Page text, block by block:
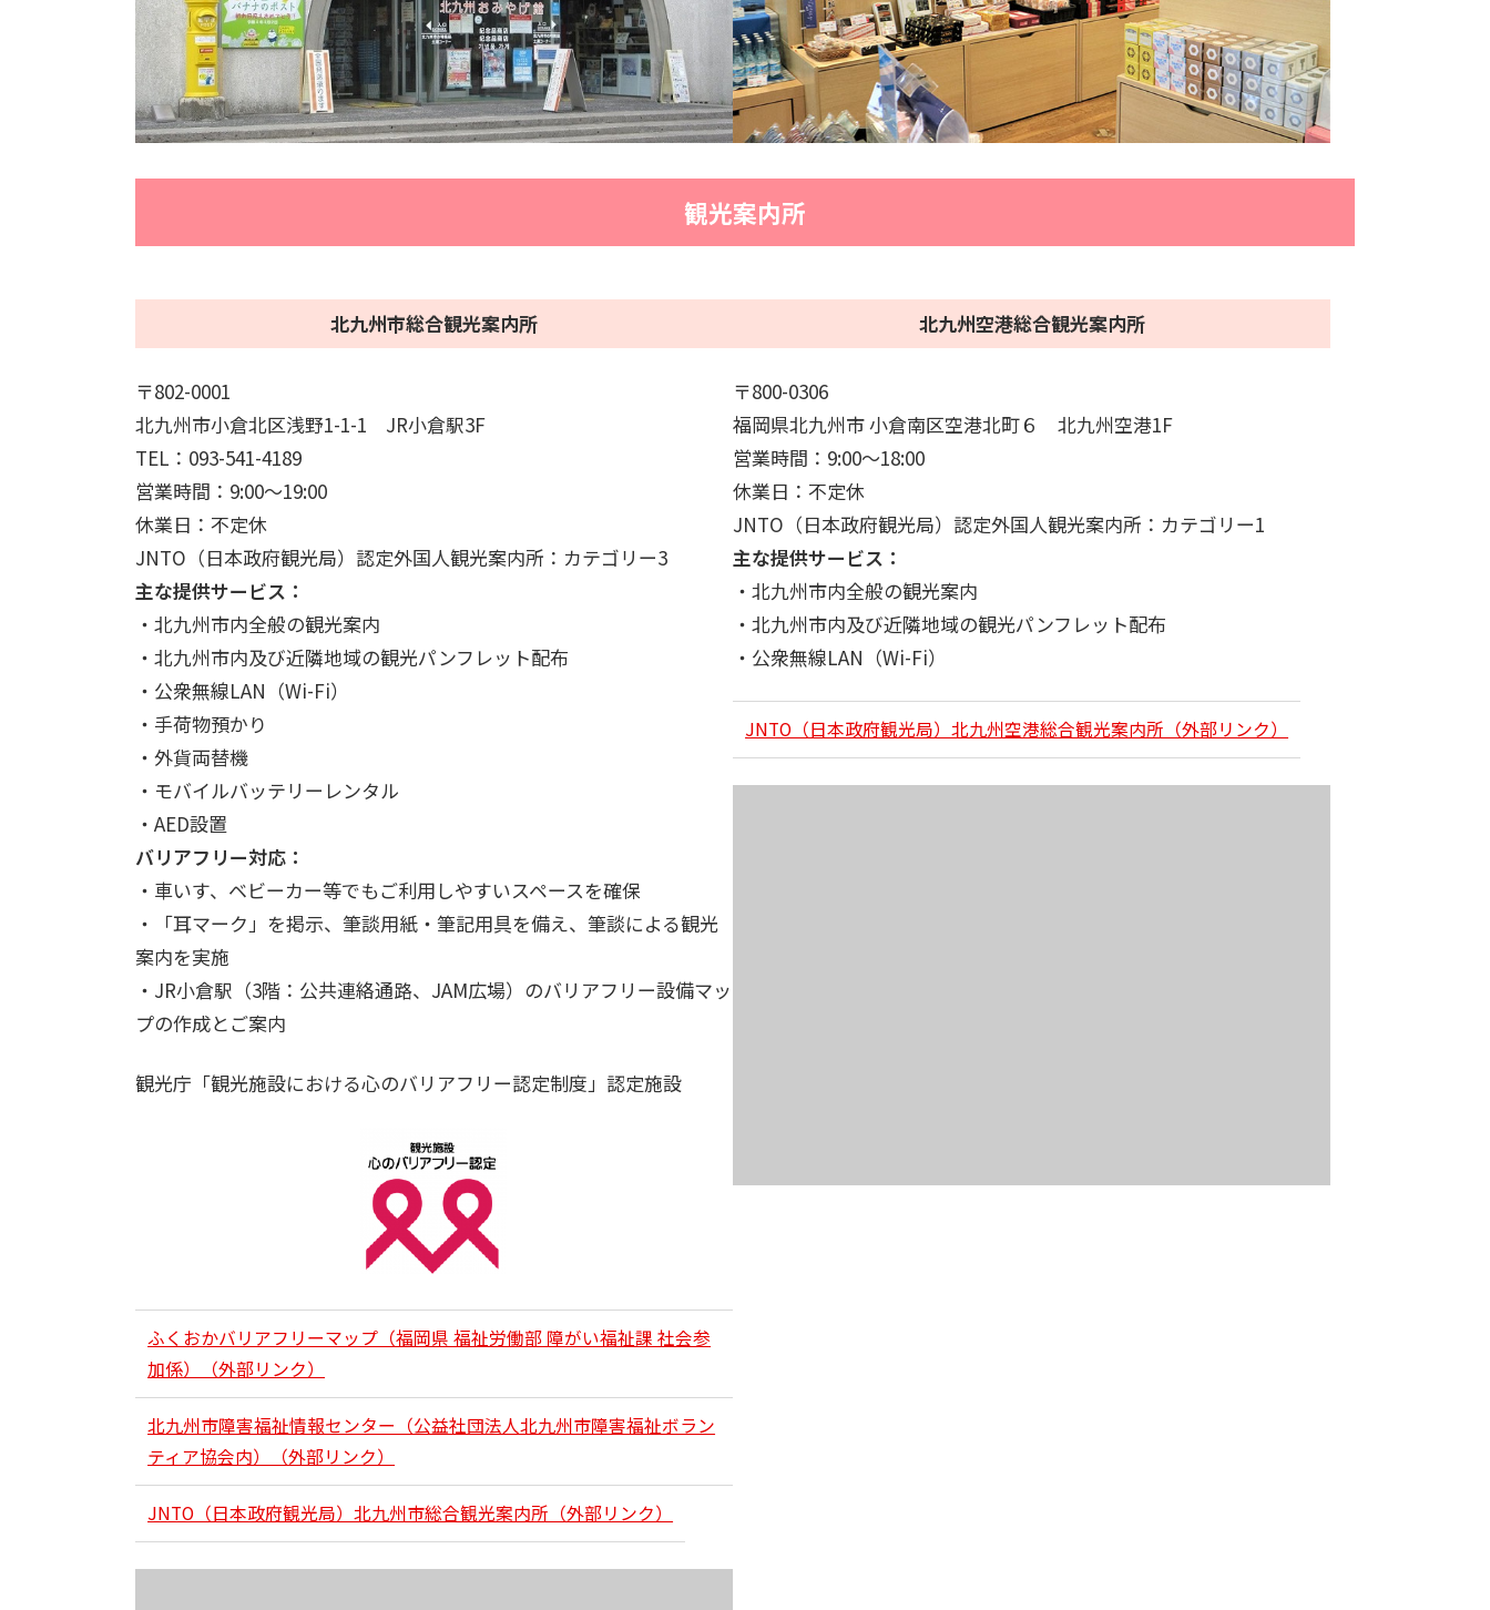
観光案内所
北九州市総合観光案内所
〒802-0001
北九州市小倉北区浅野1-1-1 JR小倉駅3F
TEL：093-541-4189
営業時間：9:00～19:00
休業日：不定休
JNTO（日本政府観光局）認定外国人観光案内所：カテゴリー3
主な提供サービス：
・北九州市内全般の観光案内
・北九州市内及び近隣地域の観光パンフレット配布
・公衆無線LAN（Wi-Fi）
・手荷物預かり
・外貨両替機
・モバイルバッテリーレンタル
・AED設置
バリアフリー対応：
・車いす、ベビーカー等でもご利用しやすいスペースを確保
・「耳マーク」を掲示、筆談用紙・筆記用具を備え、筆談による観光
案内を実施
・JR小倉駅（3階：公共連絡通路、JAM広場）のバリアフリー設備マッ
プの作成とご案内
観光庁「観光施設における心のバリアフリー認定制度」認定施設
ふくおかバリアフリーマップ（福岡県 福祉労働部 障がい福祉課 社会参
加係）（外部リンク）
北九州市障害福祉情報センター（公益社団法人北九州市障害福祉ボラン
ティア協会内）（外部リンク）
JNTO（日本政府観光局）北九州市総合観光案内所（外部リンク）
北九州空港総合観光案内所
〒800-0306
福岡県北九州市 小倉南区空港北町６ 北九州空港1F
営業時間：9:00～18:00
休業日：不定休
JNTO（日本政府観光局）認定外国人観光案内所：カテゴリー1
主な提供サービス：
・北九州市内全般の観光案内
・北九州市内及び近隣地域の観光パンフレット配布
・公衆無線LAN（Wi-Fi）
JNTO（日本政府観光局）北九州空港総合観光案内所（外部リンク）